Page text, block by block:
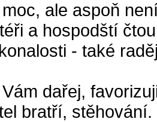
ale aspoň
a hospodští
- také
dařej,
bratří, stěhování.